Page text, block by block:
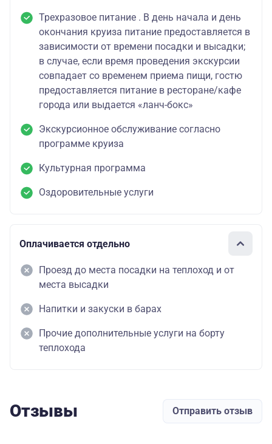
Трехразовое питание . В день начала и день
окончания круиза питание предоставляется в
зависимости от времени посадки и высадки;
в случае, если время проведения экскурсии
совпадает со временем приема пищи, гостю
предоставляется питание в ресторане/кафе
города или выдается «ланч-бокс»
Экскурсионное обслуживание согласно
программе круиза
Культурная программа
Оздоровительные услуги
Оплачивается отдельно
Проезд до места посадки на теплоход и от
места высадки
Напитки и закуски в барах
Прочие дополнительные услуги на борту
теплохода
Отзывы Отправить отзыв